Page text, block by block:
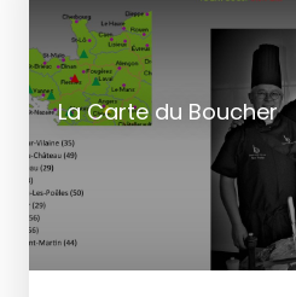
La Carte du Boucher